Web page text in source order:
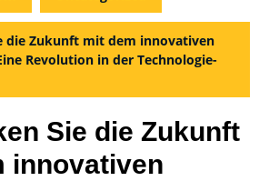
die Zukunft mit dem innovativen
Revolution in der Technologie-
Sie die Zukunft
innovativen